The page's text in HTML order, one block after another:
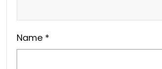
Name *